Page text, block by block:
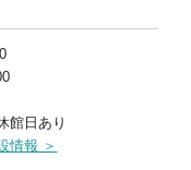
館日あり
情報 ＞